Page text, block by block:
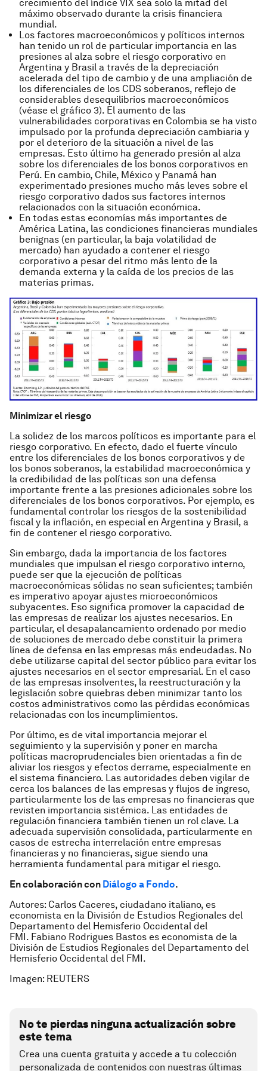
crecimiento del índice VIX sea solo la mitad del
máximo observado durante la crisis financiera
mundial.
Los factores macroeconómicos y políticos internos
han tenido un rol de particular importancia en las
presiones al alza sobre el riesgo corporativo en
Argentina y Brasil a través de la depreciación
acelerada del tipo de cambio y de una ampliación de
los diferenciales de los CDS soberanos, reflejo de
considerables desequilibrios macroeconómicos
(véase el gráfico 3). El aumento de las
vulnerabilidades corporativas en Colombia se ha visto
impulsado por la profunda depreciación cambiaria y
por el deterioro de la situación a nivel de las
empresas. Esto último ha generado presión al alza
sobre los diferenciales de los bonos corporativos en
Perú. En cambio, Chile, México y Panamá han
experimentado presiones mucho más leves sobre el
riesgo corporativo dados sus factores internos
relacionados con la situación económica.
En todas estas economías más importantes de
América Latina, las condiciones financieras mundiales
benignas (en particular, la baja volatilidad de
mercado) han ayudado a contener el riesgo
corporativo a pesar del ritmo más lento de la
demanda externa y la caída de los precios de las
materias primas.
Minimizar el riesgo
La solidez de los marcos políticos es importante para el
riesgo corporativo. En efecto, dado el fuerte vínculo
entre los diferenciales de los bonos corporativos y de
los bonos soberanos, la estabilidad macroeconómica y
la credibilidad de las políticas son una defensa
importante frente a las presiones adicionales sobre los
diferenciales de los bonos corporativos. Por ejemplo, es
fundamental controlar los riesgos de la sostenibilidad
fiscal y la inflación, en especial en Argentina y Brasil, a
fin de contener el riesgo corporativo.
Sin embargo, dada la importancia de los factores
mundiales que impulsan el riesgo corporativo interno,
puede ser que la ejecución de políticas
macroeconómicas sólidas no sean suficientes; también
es imperativo apoyar ajustes microeconómicos
subyacentes. Eso significa promover la capacidad de
las empresas de realizar los ajustes necesarios. En
particular, el desapalancamiento ordenado por medio
de soluciones de mercado debe constituir la primera
línea de defensa en las empresas más endeudadas. No
debe utilizarse capital del sector público para evitar los
ajustes necesarios en el sector empresarial. En el caso
de las empresas insolventes, la reestructuración y la
legislación sobre quiebras deben minimizar tanto los
costos administrativos como las pérdidas económicas
relacionadas con los incumplimientos.
Por último, es de vital importancia mejorar el
seguimiento y la supervisión y poner en marcha
políticas macroprudenciales bien orientadas a fin de
aliviar los riesgos y efectos derrame, especialmente en
el sistema financiero. Las autoridades deben vigilar de
cerca los balances de las empresas y flujos de ingreso,
particularmente los de las empresas no financieras que
revisten importancia sistémica. Las entidades de
regulación financiera también tienen un rol clave. La
adecuada supervisión consolidada, particularmente en
casos de estrecha interrelación entre empresas
financieras y no financieras, sigue siendo una
herramienta fundamental para mitigar el riesgo.
En colaboración con Diálogo a Fondo.
Autores: Carlos Caceres, ciudadano italiano, es
economista en la División de Estudios Regionales del
Departamento del Hemisferio Occidental del
FMI. Fabiano Rodrigues Bastos es economista de la
División de Estudios Regionales del Departamento del
Hemisferio Occidental del FMI.
Imagen: REUTERS
No te pierdas ninguna actualización sobre
este tema
Crea una cuenta gratuita y accede a tu colección
personalizada de contenidos con nuestras últimas